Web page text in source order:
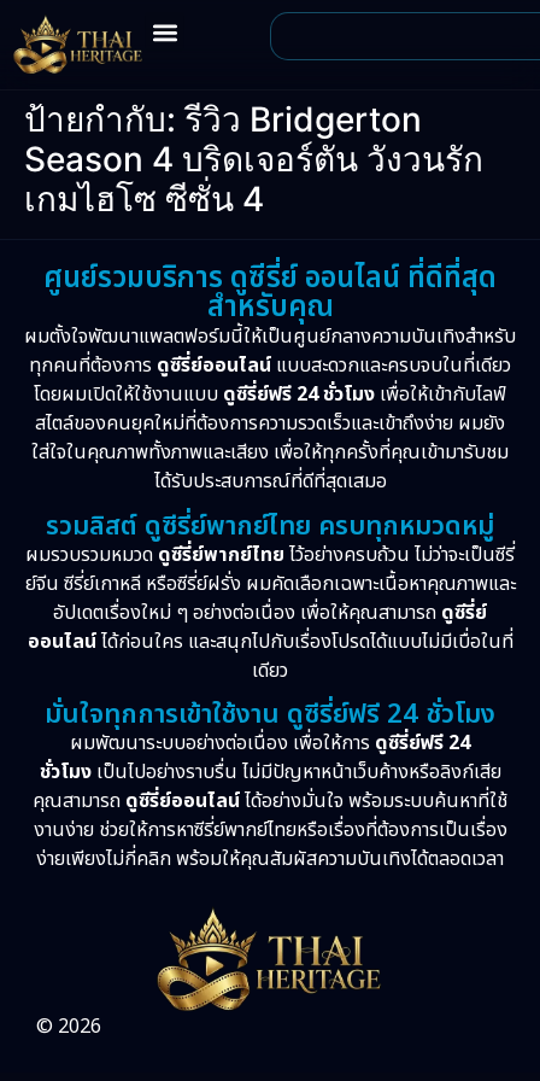
ป้ายกำกับ:รีวิว Bridgerton
Season 4 บริดเจอร์ตัน วังวนรัก
เกมไฮโซ ซีซั่น 4
ศูนย์รวมบริการ ดูซีรี่ย์ ออนไลน์ ที่ดีที่สุด
สำหรับคุณ
ผมตั้งใจพัฒนาแพลตฟอร์มนี้ให้เป็นศูนย์กลางความบันเทิงสำหรับ
ทุกคนที่ต้องการ ดูซีรี่ย์ออนไลน์ แบบสะดวกและครบจบในที่เดียว
โดยผมเปิดให้ใช้งานแบบ ดูซีรี่ย์ฟรี 24 ชั่วโมง เพื่อให้เข้ากับไลฟ์
สไตล์ของคนยุคใหม่ที่ต้องการความรวดเร็วและเข้าถึงง่าย ผมยัง
ใส่ใจในคุณภาพทั้งภาพและเสียง เพื่อให้ทุกครั้งที่คุณเข้ามารับชม
ได้รับประสบการณ์ที่ดีที่สุดเสมอ
รวมลิสต์ ดูซีรี่ย์พากย์ไทย ครบทุกหมวดหมู่
ผมรวบรวมหมวด ดูซีรี่ย์พากย์ไทย ไว้อย่างครบถ้วน ไม่ว่าจะเป็นซีรี่
ย์จีน ซีรี่ย์เกาหลี หรือซีรี่ย์ฝรั่ง ผมคัดเลือกเฉพาะเนื้อหาคุณภาพและ
อัปเดตเรื่องใหม่ ๆ อย่างต่อเนื่อง เพื่อให้คุณสามารถ ดูซีรี่ย์
ออนไลน์ได้ก่อนใคร และสนุกไปกับเรื่องโปรดได้แบบไม่มีเบื่อในที่
เดียว
มั่นใจทุกการเข้าใช้งาน ดูซีรี่ย์ฟรี 24 ชั่วโมง
ผมพัฒนาระบบอย่างต่อเนื่อง เพื่อให้การ ดูซีรี่ย์ฟรี 24
ชั่วโมงเป็นไปอย่างราบรื่น ไม่มีปัญหาหน้าเว็บค้างหรือลิงก์เสีย
คุณสามารถ ดูซีรี่ย์ออนไลน์ได้อย่างมั่นใจ พร้อมระบบค้นหาที่ใช้
งานง่าย ช่วยให้การหาซีรี่ย์พากย์ไทยหรือเรื่องที่ต้องการเป็นเรื่อง
ง่ายเพียงไม่กี่คลิก พร้อมให้คุณสัมผัสความบันเทิงได้ตลอดเวลา
© 2026